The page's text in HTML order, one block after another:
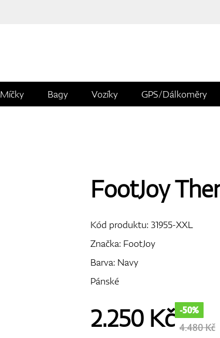
Míčky Bagy Vozíky GPS/Dálkoměry
FootJoy
Kód produktu:31955-XXL
Značka: FootJoy
Barva: Navy
Pánské
2.250Kč -50%
4.480 Kč